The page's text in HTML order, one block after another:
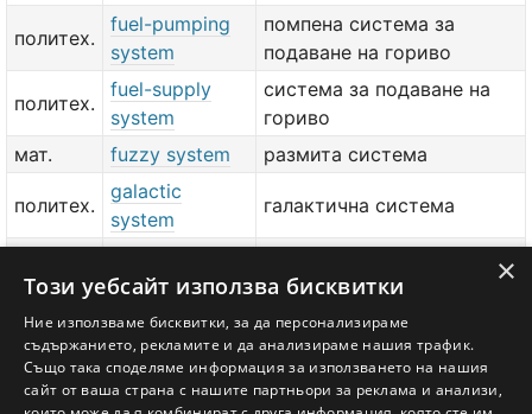
политех.
fuel-pumping
system
помпена система за
подаване на гориво
политех.
fuel-supply
system
система за подаване на
гориво
мат.
fuzzy system размита система
политех.
galactic
system
галактична система
политех.
gas-
distribution
system
система
добави значение или преводтук
×
Този уебсайт използва бисквитки
Ние използваме бисквитки, за да персонализираме
съдържанието, рекламите и да анализираме нашия трафик.
Също така споделяме информация за използването на нашия
сайт от ваша страна с нашите партньори за реклама и анализи,